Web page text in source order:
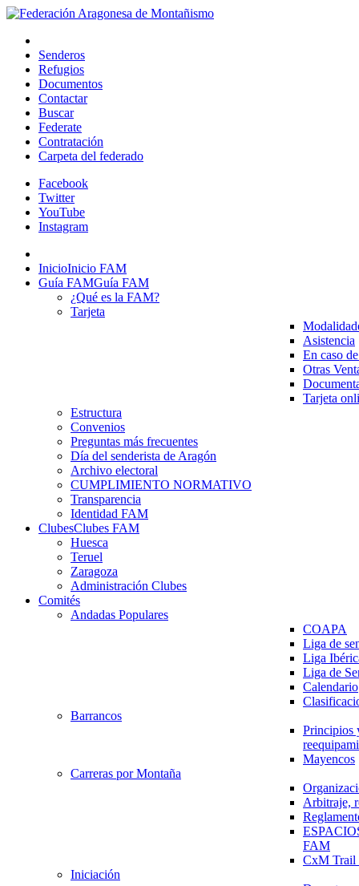
Senderos
Refugios
Documentos
Contactar
Buscar
Federate
Contratación
Carpeta del federado
Facebook
Twitter
YouTube
Instagram
InicioInicio FAM
Guía FAMGuía FAM
¿Qué es la FAM?
Tarjeta
Asistencia
En caso
Otras
Tarjeta
Estructura
Convenios
Preguntas más frecuentes
Día del senderista de Aragón
Archivo electoral
CUMPLIMIENTO NORMATIVO
Transparencia
Identidad FAM
ClubesClubes FAM
Huesca
Teruel
Zaragoza
Administración Clubes
Comités
Andadas Populares
COAPA
Liga de
Liga
Liga de
Calendario
Barrancos
Principios
Mayencos
Carreras por Montaña
Arbitraje,
FAM
CxM
Iniciación